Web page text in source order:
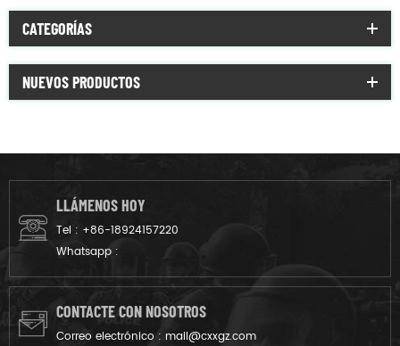
CATEGORÍAS
NUEVOS PRODUCTOS
LLÁMENOS HOY
Tel : +86-18924157220
Whatsapp :
CONTACTE CON NOSOTROS
Correo electrónico : mail@cxxgz.com